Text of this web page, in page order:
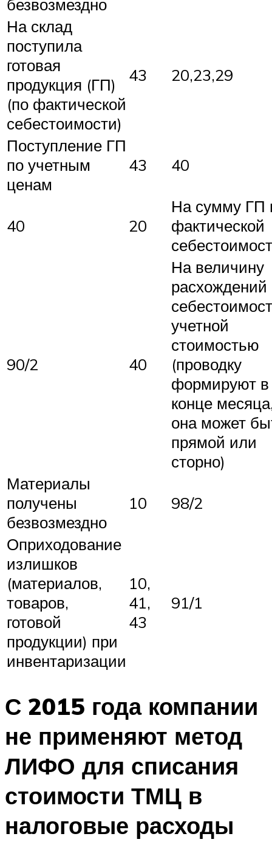
безвозмездно
На склад
поступила
готовая
продукция (ГП)
(по фактической
себестоимости)
43 20,23,29
Поступление ГП
по учетным
ценам
43 40
40 20
На сумму ГП
фактической
90/2 40
На величину
расхождений
учетной
стоимостью
(проводку
формируют в
конце
она может
прямой или
сторно)
Материалы
получены
безвозмездно
10 98/2
Оприходование
излишков
(материалов,
товаров,
готовой
продукции) при
инвентаризации
10,
41,
43
91/1
С 2015 года компании
не применяют метод
ЛИФО для списания
стоимости ТМЦ в
налоговые расходы